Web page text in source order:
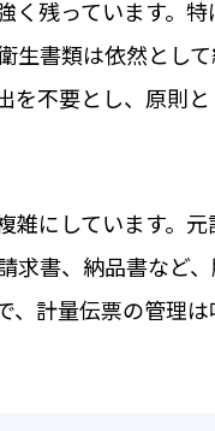
残っています。
生書類は依然とし
不要とし、原則
にしています。
求書、納品書など
計量伝票の管理